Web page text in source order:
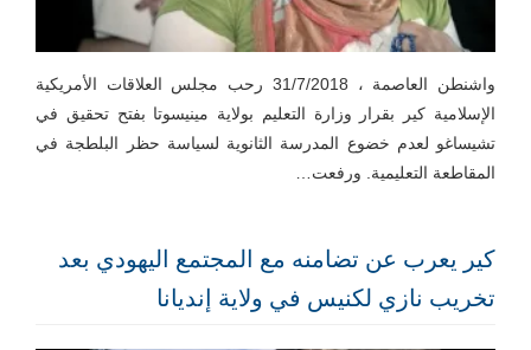
واشنطن العاصمة ، 31/7/2018 رحب مجلس العلاقات الأمريكية
الإسلامية كير بقرار وزارة التعليم بولاية مينيسوتا بفتح تحقيق في
تشيساغو لعدم خضوع المدرسة الثانوية لسياسة حظر البلطجة في
المقاطعة التعليمية. ورفعت…
كير يعرب عن تضامنه مع المجتمع اليهودي بعد
تخريب نازي لكنيس في ولاية إنديانا